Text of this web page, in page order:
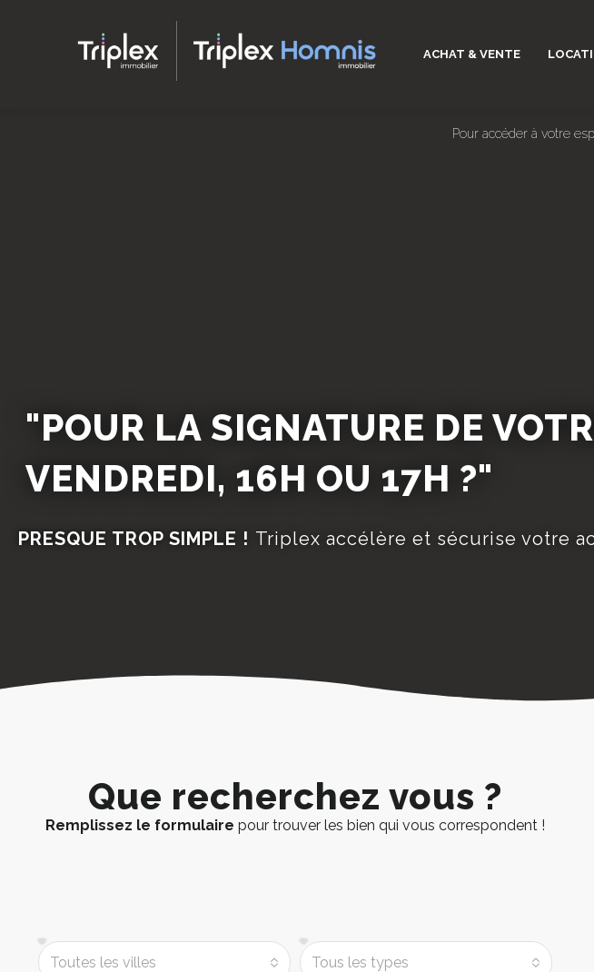
ACHAT & VENTE
Pour accéder à votre
"POUR LA SIGNATURE DE
VENDREDI, 16H OU 17H ?"
PRESQUE TROP SIMPLE ! Triplex accélère et sécurise votre
Que recherchez vous ?
Remplissez le formulaire pour trouver les bien qui vous correspondent !
Toutes les villes Tous les types